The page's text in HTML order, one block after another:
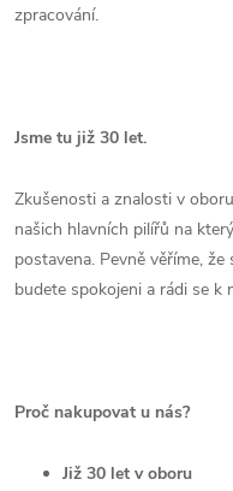
zpracování.
Jsme tu již 30 let.
Zkušenosti a znalosti v
našich hlavních pilířů na
postavena. Pevně věříme,
budete spokojeni a rádi se k
Proč nakupovat u nás?
Již 30 let v oboru